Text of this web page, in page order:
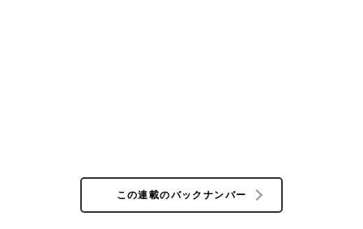
この連載のバックナンバー